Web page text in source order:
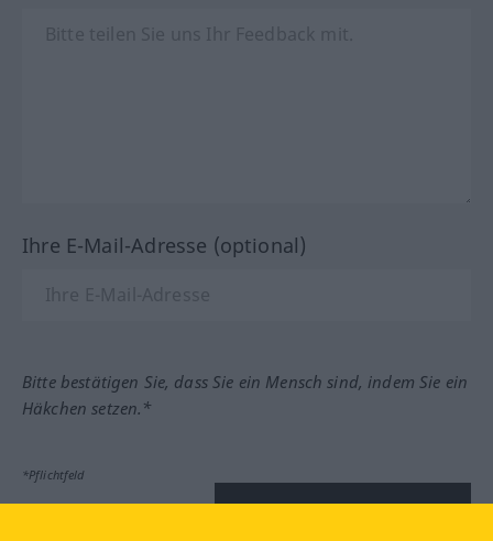
Ihre E-Mail-Adresse (optional)
Bitte bestätigen Sie, dass Sie ein Mensch sind, indem Sie ein
Häkchen setzen.*
*Pflichtfeld
Feedback absenden